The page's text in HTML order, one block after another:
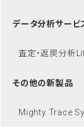
データ分析サービ
査定・返戻分析
その他の新製品
Mighty Trace